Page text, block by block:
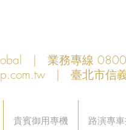
| 業務專線
| 臺北市信
貴賓御用專機 路演專